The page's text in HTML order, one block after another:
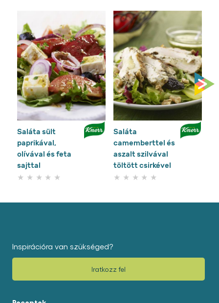
értékelést
elemhez
Saláta sült
paprikával,
olívával és feta
sajttal
értékelést
Saláta
camemberttel és
aszalt szilvával
töltött csirkével
Inspirációra van szükséged?